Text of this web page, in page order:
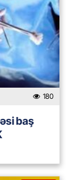
180
baş